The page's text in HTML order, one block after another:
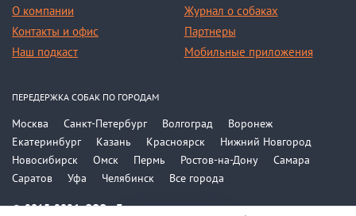
О компании
Контакты и офис
Наш подкаст
Журнал о собаках
Партнеры
Мобильные приложения
© 2015-2026, ООО «Догси»
ПЕРЕДЕРЖКА СОБАК ПО ГОРОДАМ
Москва Санкт-Петербург Волгоград
Воронеж
Екатеринбург
Казань Красноярск
Нижний Новгород
Новосибирск
Омск Пермь Ростов-на-Дону
Самара
Саратов
Уфа Челябинск Все города